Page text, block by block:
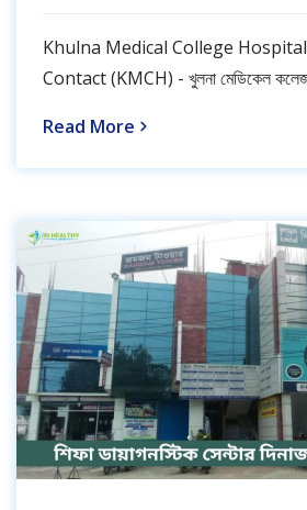
Khulna Medical College
Contact (KMCH) - খুলনা মেডিকেল কলেজ
Read More